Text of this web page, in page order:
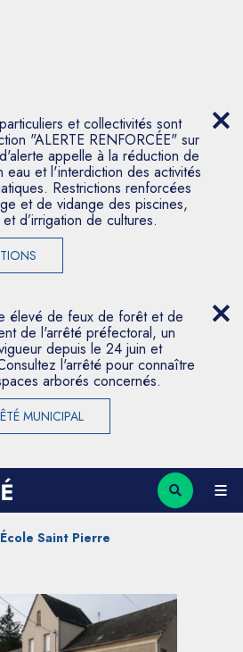
et collectivités sont
"ALERTE RENFORCÉE" sur
appelle à la réduction de
eau et l'interdiction des activités
Restrictions renforcées
et de vidange des piscines,
d’irrigation de cultures.
élevé de feux de forêt et de
de l'arrêté préfectoral, un
depuis le 24 juin et
l'arrêté pour connaître
arborés concernés.
MUNICIPAL
École Saint Pierre